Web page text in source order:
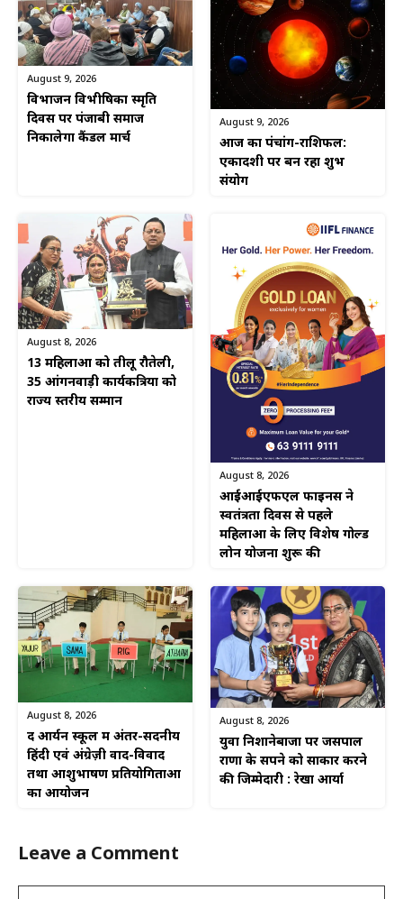
August 9, 2026
विभाजन विभीषिका स्मृति
दिवस पर पंजाबी समाज
निकालेगा कैंडल मार्च
August 9, 2026
आज का पंचांग-राशिफल:
एकादशी पर बन रहा शुभ
संयोग
August 8, 2026
13 महिलाओं को तीलू रौतेली,
35 आंगनवाड़ी कार्यकत्रियों को
राज्य स्तरीय सम्मान
August 8, 2026
आईआईएफएल फाइनेंस ने
स्वतंत्रता दिवस से पहले
महिलाओं के लिए विशेष गोल्ड
लोन योजना शुरू की
August 8, 2026
द आर्यन स्कूल में अंतर-सदनीय
हिंदी एवं अंग्रेज़ी वाद-विवाद
तथा आशुभाषण प्रतियोगिताओं
का आयोजन
August 8, 2026
युवा निशानेबाजों पर जसपाल
राणा के सपने को साकार करने
की जिम्मेदारी : रेखा आर्या
Leave a Comment